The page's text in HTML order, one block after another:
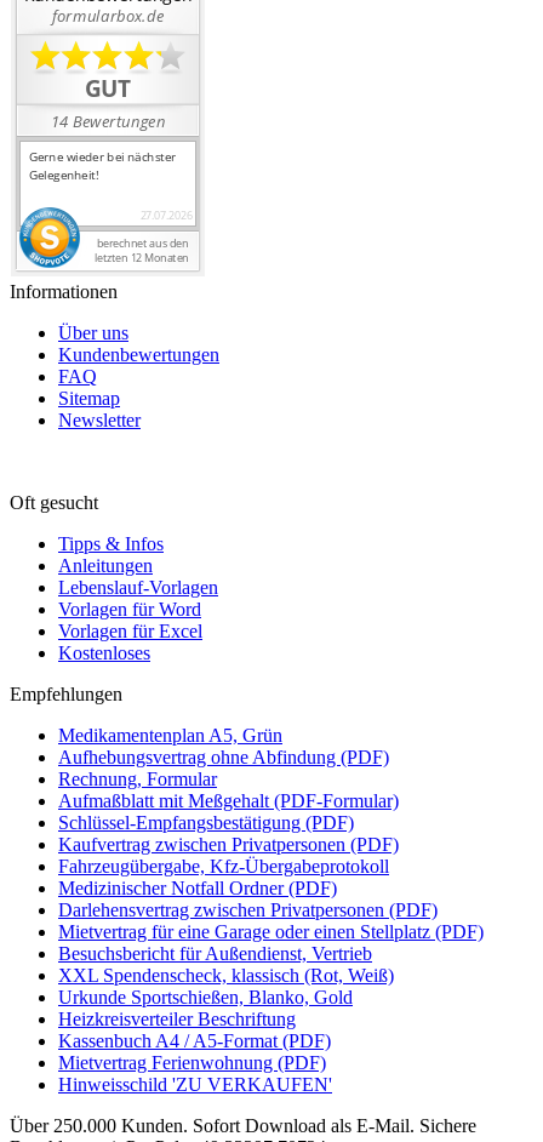
Informationen
Über uns
Kundenbewertungen
FAQ
Sitemap
Newsletter
Oft gesucht
Tipps & Infos
Anleitungen
Lebenslauf-Vorlagen
Vorlagen für Word
Vorlagen für Excel
Kostenloses
Empfehlungen
Medikamentenplan A5, Grün
Aufhebungsvertrag ohne Abfindung (PDF)
Rechnung, Formular
Aufmaßblatt mit Meßgehalt (PDF-Formular)
Schlüssel-Empfangsbestätigung (PDF)
Kaufvertrag zwischen Privatpersonen (PDF)
Fahrzeugübergabe, Kfz-Übergabeprotokoll
Medizinischer Notfall Ordner (PDF)
Darlehensvertrag zwischen Privatpersonen (PDF)
Mietvertrag für eine Garage oder einen Stellplatz (PDF)
Besuchsbericht für Außendienst, Vertrieb
XXL Spendenscheck, klassisch (Rot, Weiß)
Urkunde Sportschießen, Blanko, Gold
Heizkreisverteiler Beschriftung
Kassenbuch A4 / A5-Format (PDF)
Mietvertrag Ferienwohnung (PDF)
Hinweisschild 'ZU VERKAUFEN'
Über 250.000 Kunden. Sofort Download als E-Mail. Sichere